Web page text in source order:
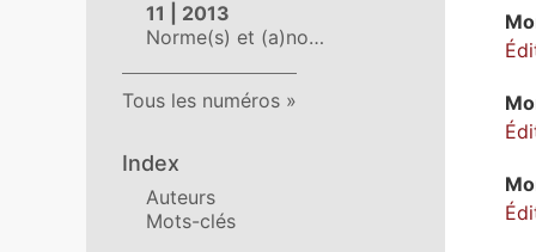
11 | 2013
Norme(s) et (a)no…
Tous les numéros
Index
Auteurs
Mots-clés